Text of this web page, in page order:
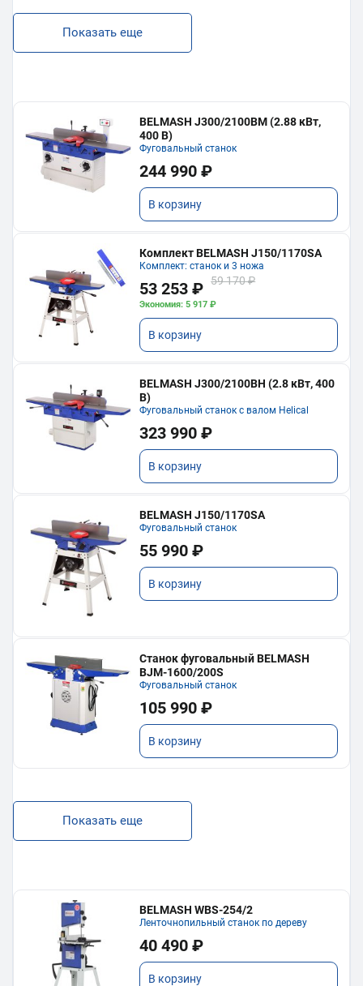
Показать еще
BELMASH J300/2100ВМ (2.88 кВт,
400 В)
Фуговальный станок
244 990 ₽
В корзину
Комплект BELMASH J150/1170SA
Комплект: станок и 3 ножа
53 253 ₽ 59 170 ₽
Экономия: 5 917 ₽
В корзину
BELMASH J300/2100ВH (2.8 кВт, 400
В)
Фуговальный станок с валом Helical
323 990 ₽
В корзину
BELMASH J150/1170SA
Фуговальный станок
55 990 ₽
В корзину
Станок фуговальный BELMASH
BJM-1600/200S
Фуговальный станок
105 990 ₽
В корзину
Показать еще
BELMASH WBS-254/2
Ленточнопильный станок по дереву
40 490 ₽
В корзину